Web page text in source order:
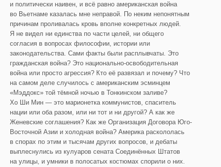
и политически наивен, и всё равно американская война
во Вьетнаме казалась мне неправой. По неким непонятным
причинам проливалась кровь вполне конкретных людей.
Я не видел ни единства по части целей, ни общего
согласия в вопросах философии, истории или
законодательства. Сами факты были расплывчаты. Это
гражданская война? Это национально-освободительная
война или просто агрессия? Кто её развязал и почему? Что
на самом деле случилось с американским эсминцем
«Мэддокс» той тёмной ночью в Тонкинском заливе?
Хо Ши Мин — это марионетка коммунистов, спаситель
нации или оба разом, или ни тот и ни другой? А как же
Женевские соглашения? Как же Организация Договора Юго-
Восточной Азии и холодная война? Америка раскололась
в спорах по этим и тысячам других вопросов, и дебаты
выплеснулись из кулуаров сената Соединённых Штатов
на улицы, и умники в полосатых костюмах спорили о них.